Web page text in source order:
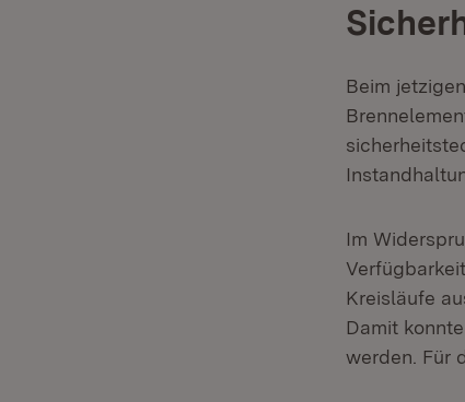
Beim
Im
Kreisläufe
Damit
werden. Für